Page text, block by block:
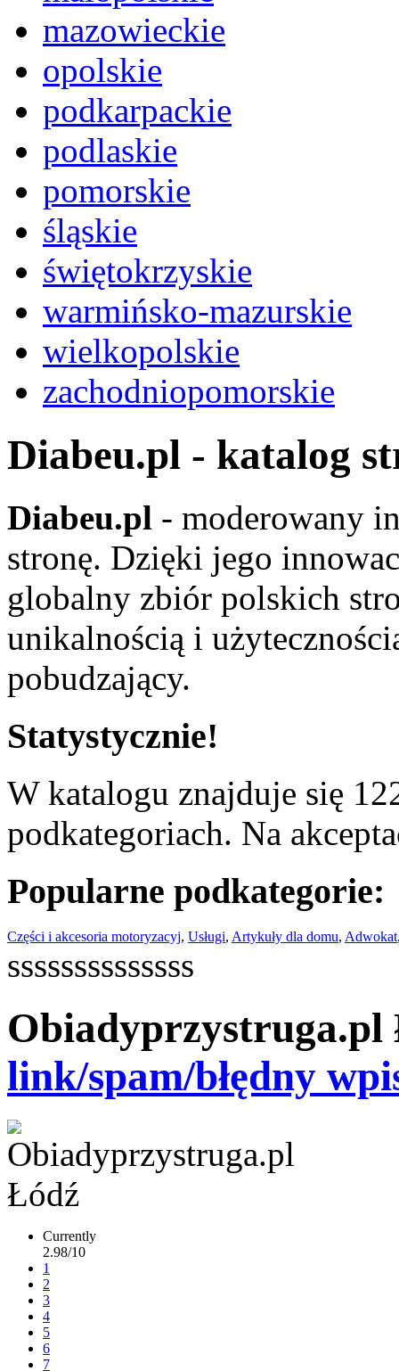
mazowieckie
opolskie
podkarpackie
podlaskie
pomorskie
śląskie
świętokrzyskie
warmińsko-mazurskie
wielkopolskie
zachodniopomorskie
Diabeu.pl - katalog
Diabeu.pl - moderowany
stronę. Dzięki jego
globalny zbiór polskich
unikalnością i
pobudzający.
Statystycznie!
W katalogu znajduje się
podkategoriach. Na
Popularne podkategorie:
Części i akcesoria motoryzacyj, Usługi, Artykuły dla domu, Adwokat
ssssssssssssss
Obiadyprzystruga.pl
link/spam/błędny
Currently
2.98/10
1
2
3
4
5
6
7